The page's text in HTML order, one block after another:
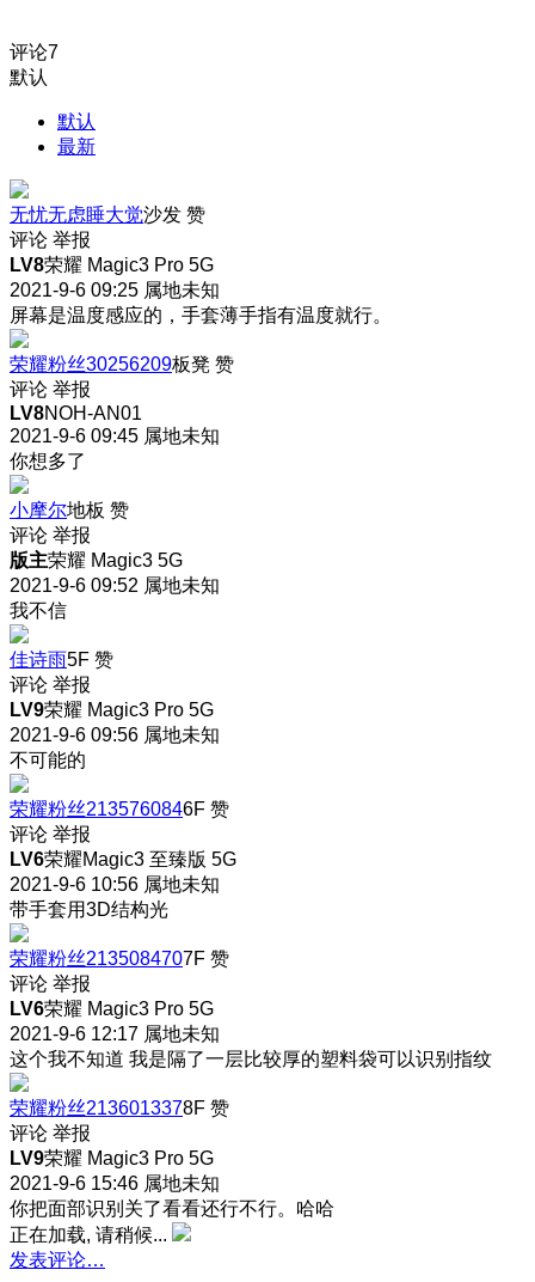
评论7
默认
默认
最新
无忧无虑睡大觉沙发 赞
评论 举报
LV8荣耀 Magic3 Pro 5G
2021-9-6 09:25 属地未知
屏幕是温度感应的，手套薄手指有温度就行。
荣耀粉丝30256209板凳 赞
评论 举报
LV8NOH-AN01
2021-9-6 09:45 属地未知
你想多了
小摩尔地板 赞
评论 举报
版主荣耀 Magic3 5G
2021-9-6 09:52 属地未知
我不信
佳诗雨5F 赞
评论 举报
LV9荣耀 Magic3 Pro 5G
2021-9-6 09:56 属地未知
不可能的
荣耀粉丝2135760846F 赞
评论 举报
LV6荣耀Magic3 至臻版 5G
2021-9-6 10:56 属地未知
带手套用3D结构光
荣耀粉丝2135084707F 赞
评论 举报
LV6荣耀 Magic3 Pro 5G
2021-9-6 12:17 属地未知
这个我不知道 我是隔了一层比较厚的塑料袋可以识别指纹
荣耀粉丝2136013378F 赞
评论 举报
LV9荣耀 Magic3 Pro 5G
2021-9-6 15:46 属地未知
你把面部识别关了看看还行不行。哈哈
正在加载, 请稍候...
发表评论…